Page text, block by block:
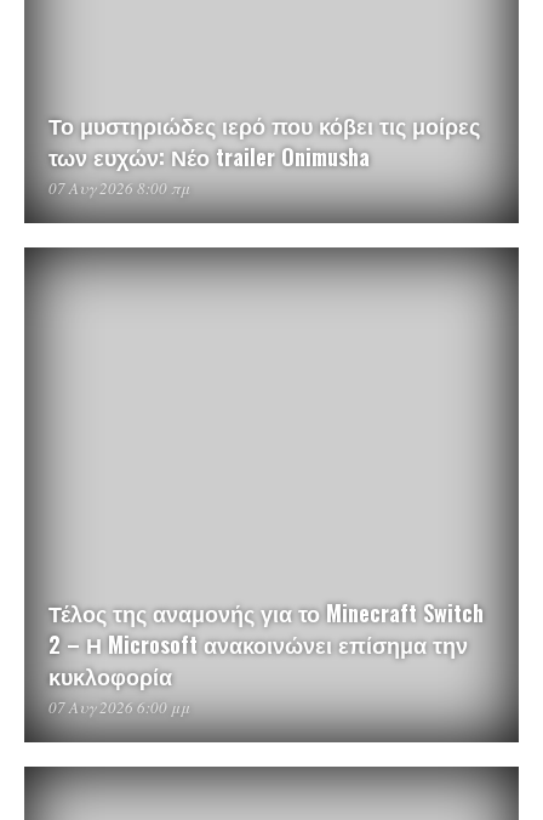
Το μυστηριώδες ιερό που κόβει τις μοίρες
των ευχών: Νέο trailer Onimusha
07 Αυγ 2026 8:00 πμ
Τέλος της αναμονής για το Minecraft Switch
2 – Η Microsoft ανακοινώνει επίσημα την
κυκλοφορία
07 Αυγ 2026 6:00 μμ